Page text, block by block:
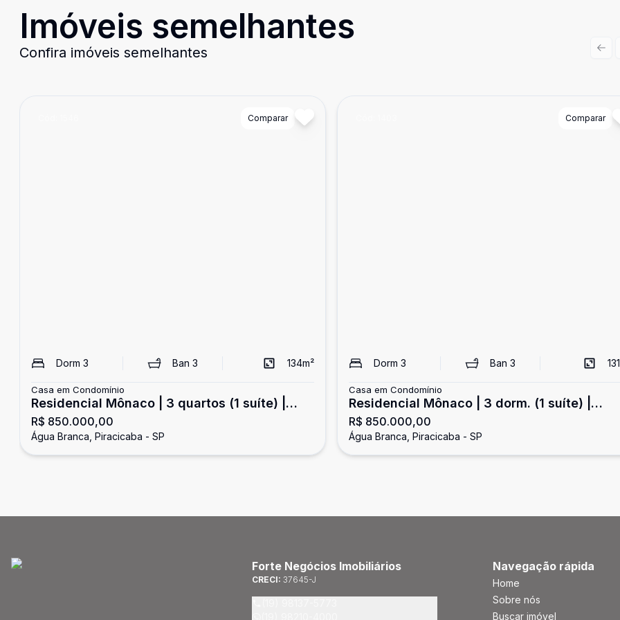
Imóveis semelhantes
Confira imóveis semelhantes
Comparar
Dorm 3 Ban3 134m²
Casa em Condomínio
Residencial Mônaco | 3 quartos (1 suíte) |
Piscina
R$ 850.000,00
Água Branca, Piracicaba - SP
Comparar
Dorm 3 Ban 3 131
Casa em Condomínio
Residencial Mônaco | 3 dorm. (1 suíte) |
Piscina
R$ 850.000,00
Água Branca, Piracicaba - SP
Forte Negócios Imobiliários
CRECI: 37645-J
Navegação rápida
Home
Sobre nós
Buscar imóvel